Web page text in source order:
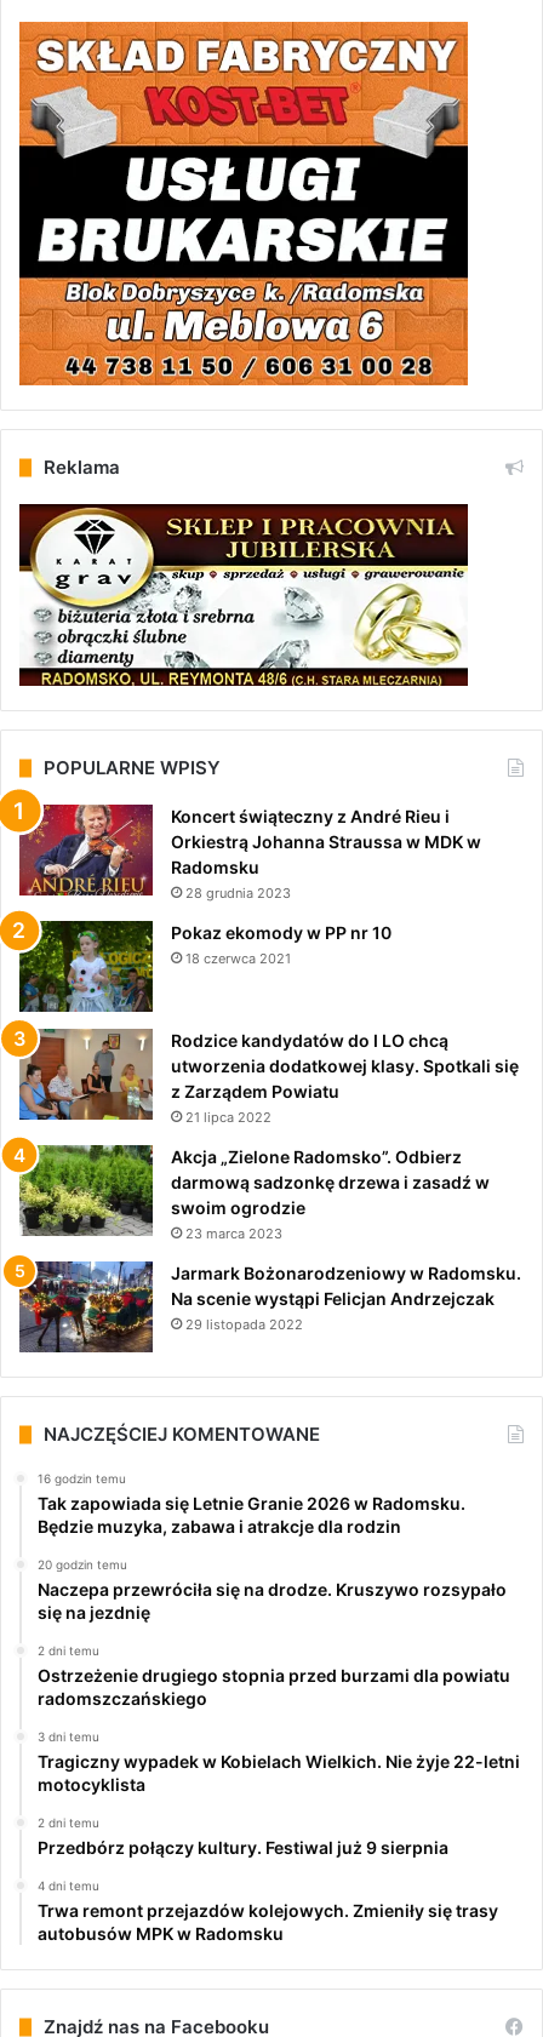
Reklama
POPULARNE WPISY
Koncert świąteczny z André Rieu i
Orkiestrą Johanna Straussa w MDK w
Radomsku
28 grudnia 2023
Pokaz ekomody w PP nr 10
18 czerwca 2021
Rodzice kandydatów do I LO chcą
utworzenia dodatkowej klasy. Spotkali się
z Zarządem Powiatu
21 lipca 2022
Akcja „Zielone Radomsko”. Odbierz
darmową sadzonkę drzewa i zasadź w
swoim ogrodzie
23 marca 2023
Jarmark Bożonarodzeniowy w Radomsku.
Na scenie wystąpi Felicjan Andrzejczak
29 listopada 2022
NAJCZĘŚCIEJ KOMENTOWANE
16 godzin temu
Tak zapowiada się Letnie Granie 2026 w Radomsku.
Będzie muzyka, zabawa i atrakcje dla rodzin
20 godzin temu
Naczepa przewróciła się na drodze. Kruszywo rozsypało
się na jezdnię
2 dni temu
Ostrzeżenie drugiego stopnia przed burzami dla powiatu
radomszczańskiego
3 dni temu
Tragiczny wypadek w Kobielach Wielkich. Nie żyje 22-letni
motocyklista
2 dni temu
Przedbórz połączy kultury. Festiwal już 9 sierpnia
4 dni temu
Trwa remont przejazdów kolejowych. Zmieniły się trasy
autobusów MPK w Radomsku
Znajdź nas na Facebooku